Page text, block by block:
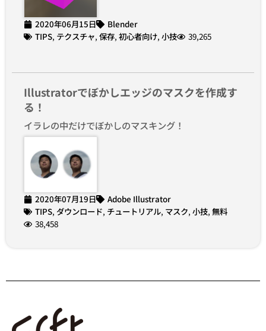
2020年06月15日
Blender
TIPS, テクスチャ, 保存, 初心者向け, 小技 39,265
Illustratorでぼかしエッジのマスクを作成す
る！
イラレの中だけでぼかしのマスキング！
2020年07月19日
Adobe Illustrator
TIPS, ダウンロード, チュートリアル, マスク, 小技, 無料
38,458